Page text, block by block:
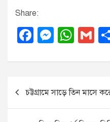
Share:
F
c
e
b
o
M
ss
e
n
g
W
at
A
p
G
ail
চট্টগ্রামে সাড়ে তিন মাসে